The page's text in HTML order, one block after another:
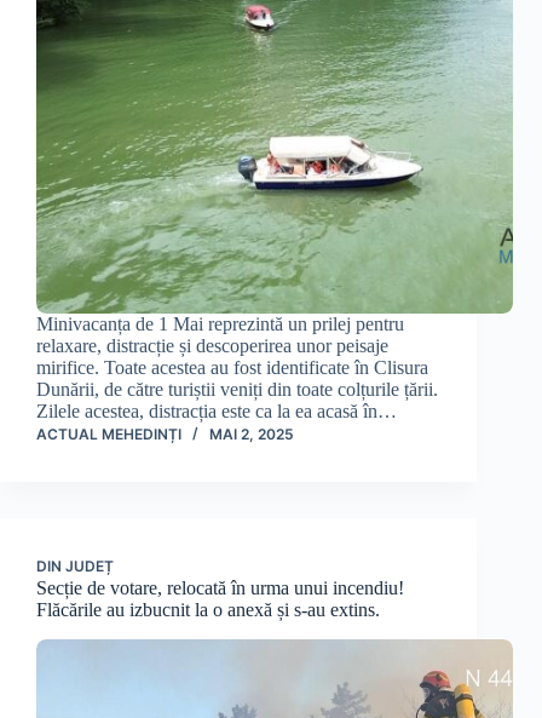
Minivacanța de 1 Mai reprezintă un prilej pentru
relaxare, distracție și descoperirea unor peisaje
mirifice. Toate acestea au fost identificate în Clisura
Dunării, de către turiștii veniți din toate colțurile țării.
Zilele acestea, distracția este ca la ea acasă în…
ACTUAL MEHEDINȚI MAI 2, 2025
DIN JUDEȚ
Secție de votare, relocată în urma unui incendiu!
Flăcările au izbucnit la o anexă și s-au extins.